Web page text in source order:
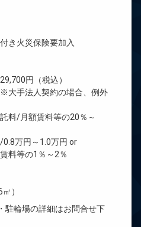
火災保険要加入
円（税込）
手法人契約の場合、例外
/月額賃料等の20％～
万円～1.0万円 or
等の1％～2％
）
輪場の詳細はお問合せ下